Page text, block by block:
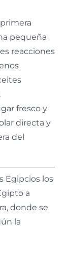
pequeña
reacciones
fresco y
directa y
del
Egipcios los
a
donde se
la